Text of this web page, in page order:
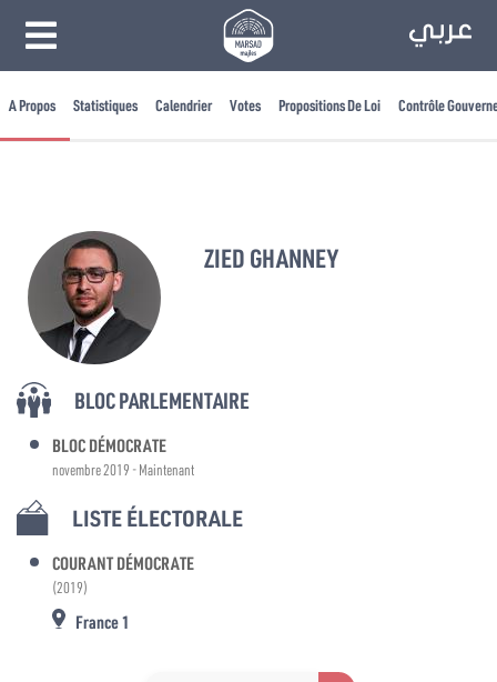
A Propos Statistiques Calendrier Votes Propositions De Loi Contrôle
ZIED GHANNEY
BLOC PARLEMENTAIRE
BLOC DÉMOCRATE
novembre 2019 - Maintenant
LISTE ÉLECTORALE
COURANT DÉMOCRATE
(2019)
France 1